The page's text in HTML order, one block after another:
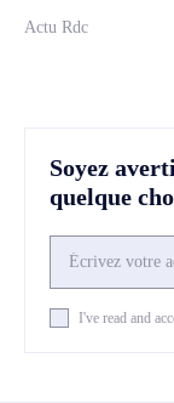
Actu Rdc
Soyez
quelque
I've read and